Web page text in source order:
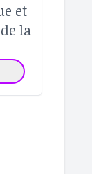
et
la